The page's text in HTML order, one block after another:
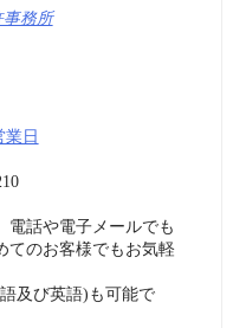
事務所
業日
電話や電子メールでも
てのお客様でもお気軽
及び英語)も可能で